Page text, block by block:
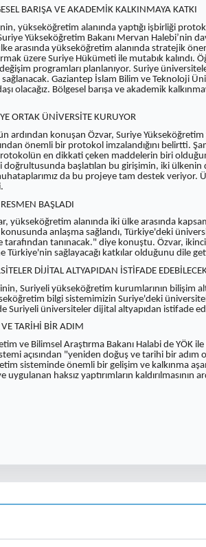
BARIŞA VE AKADEMİK KALKINMAYA KATKI
yükseköğretim alanında yaptığı işbirliği
Yükseköğretim Bakanı Mervan Halebi’nin
arasında yükseköğretim alanında stratejik
üzere Suriye Hükümeti ile mutabık kalındı.
programları planlanıyor. Suriye
Gaziantep İslam Bilim ve Teknoloji
olacağız. Bölgesel barışa ve akademik
ORTAK ÜNİVERSİTE KURUYOR
ardından konuşan Özvar, Suriye Yükseköğretim
önemli bir protokol imzalandığını belirtti.
en dikkati çeken maddelerin biri
doğrultusunda başlatılan bu girişimin, iki ülkenin
da bu projeye tam destek veriyor.
BAŞLADI
yükseköğretim alanında iki ülke arasında
anlaşma sağlandı, Türkiye'deki
tarafından tanınacak." diye konuştu. Özvar,
Türkiye'nin sağlayacağı katkılar olduğunu dile
DİJİTAL ALTYAPIDAN İSTİFADE
Suriyeli yükseköğretim kurumlarının bilişim
bilgi sistemimizin Suriye'deki
Suriyeli üniversiteler dijital altyapıdan istifade
TARİHİ BİR ADIM
ve Bilimsel Araştırma Bakanı Halabi de YÖK
açısından "yeniden doğuş ve tarihi bir
sisteminde önemli bir gelişim ve kalkınma
uygulanan haksız yaptırımların